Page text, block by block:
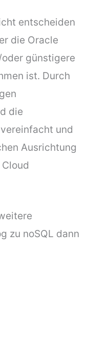
entscheiden
die Oracle
günstigere
ist. Durch
die
und
Ausrichtung
zu noSQL dann